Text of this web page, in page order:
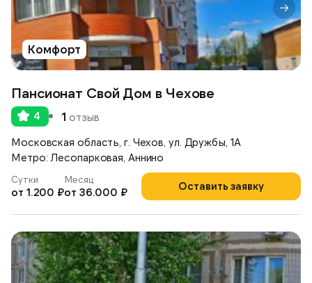
Комфорт
Пансионат Свой Дом в Чехове
4 1 отзыв
Московская область, г. Чехов, ул. Дружбы, 1А
Метро: Лесопарковая, Аннино
Оставить заявку
Сутки
от 1.200 ₽
Месяц
от 36.000 ₽